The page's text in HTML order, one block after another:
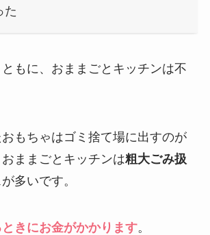
た
もに、おままごとキッチンは不
もちゃはゴミ捨て場に出すのが
ままごとキッチンは粗大ごみ扱
多いです。
きにお金がかかります。